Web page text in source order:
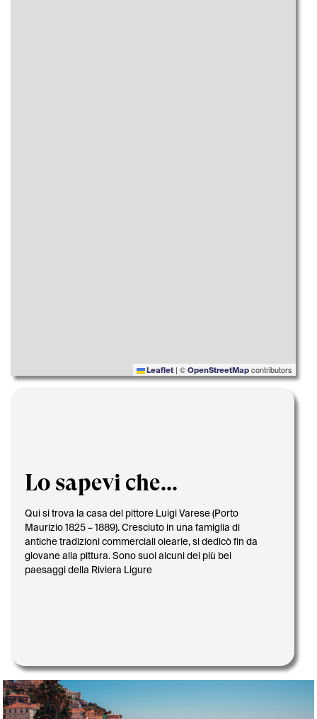
Leaflet | © OpenStreetMap contributors
Lo sapevi che...
Qui si trova la casa del pittore Luigi Varese (Porto
Maurizio 1825 – 1889). Cresciuto in una famiglia di
antiche tradizioni commerciali olearie, si dedicò fin da
giovane alla pittura. Sono suoi alcuni dei più bei
paesaggi della Riviera Ligure